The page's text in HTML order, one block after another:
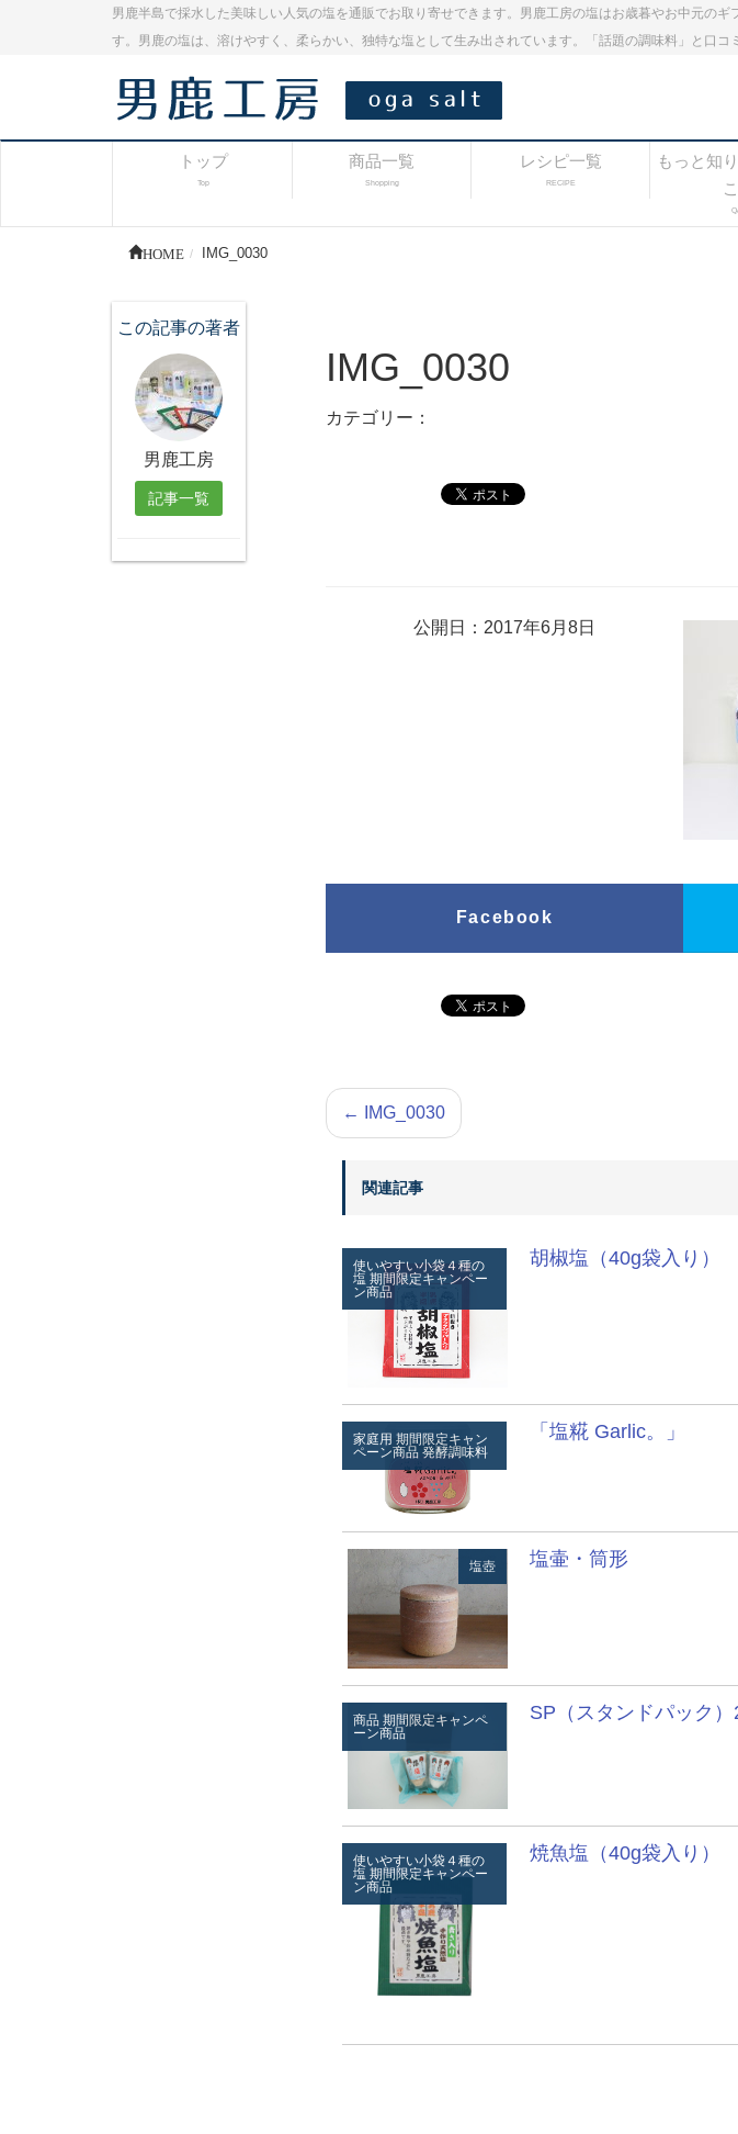
男鹿半島で採水した美味しい人気の塩を通販でお取り寄せできます。男鹿工房の塩はお歳暮やお中元の
す。男鹿の塩は、溶けやすく、柔らかい、独特な塩として生み出されています。「話題の調味料」と口コ
トップ
Top
商品一覧
Shopping
レシピ一覧
RECIPE
もっと知
HOME IMG_0030
IMG_0030
カテゴリー：
公開日：2017年6月8日
Facebook
← IMG_0030
関連記事
使いやすい小袋４種の
塩 期間限定キャンペー
ン商品
胡椒塩（40g袋入り）
家庭用 期間限定キャン
ペーン商品 発酵調味料
「塩糀 Garlic。」
塩壺 塩壷・筒形
商品 期間限定キャンペ
ーン商品
SP（スタンドパック）
使いやすい小袋４種の
塩 期間限定キャンペー
ン商品
焼魚塩（40g袋入り）
この記事の著者
男鹿工房
記事一覧